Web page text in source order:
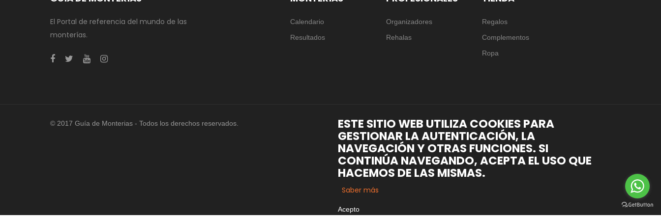
El Portal de referencia del mundo de las
monterías.
Calendario
Resultados
Organizadores
Rehalas
Regalos
Complementos
Ropa
© 2017 Guía de Monterias - Todos los derechos reservados. ESTE SITIO WEB UTILIZA COOKIES PARA
GESTIONAR LA AUTENTICACIÓN, LA
NAVEGACIÓN Y OTRAS FUNCIONES. SI
CONTINÚA NAVEGANDO, ACEPTA EL USO QUE
HACEMOS DE LAS MISMAS.
Saber más
Acepto